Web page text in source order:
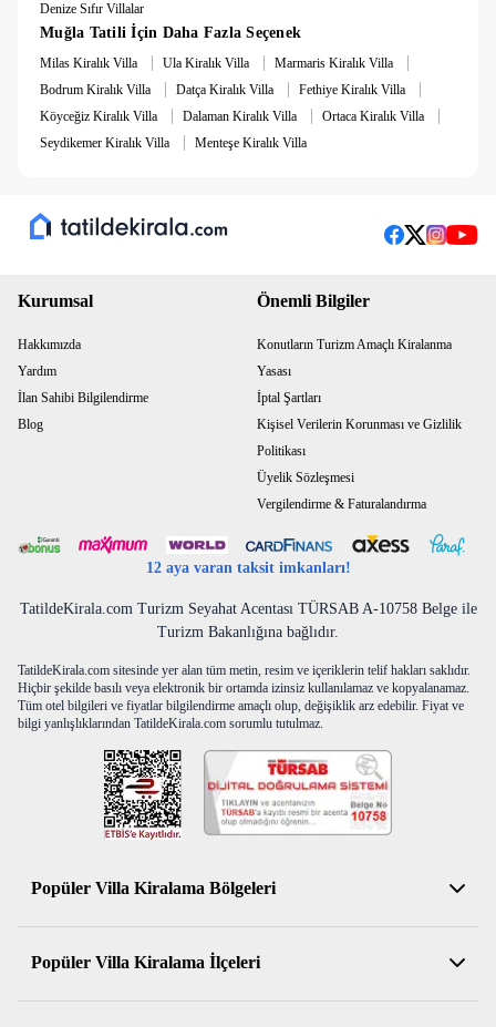
Denize Sıfır Villalar
Muğla Tatili İçin Daha Fazla Seçenek
Milas Kiralık Villa | Ula Kiralık Villa | Marmaris Kiralık Villa |
Bodrum Kiralık Villa | Datça Kiralık Villa | Fethiye Kiralık Villa |
Köyceğiz Kiralık Villa | Dalaman Kiralık Villa | Ortaca Kiralık Villa |
Seydikemer Kiralık Villa | Menteşe Kiralık Villa
Kurumsal
Hakkımızda
Yardım
İlan Sahibi Bilgilendirme
Blog
Önemli Bilgiler
Konutların Turizm Amaçlı Kiralanma
Yasası
İptal Şartları
Kişisel Verilerin Korunması ve Gizlilik
Politikası
Üyelik Sözleşmesi
Vergilendirme & Faturalandırma
12 aya varan taksit imkanları!
TatildeKirala.com Turizm Seyahat Acentası TÜRSAB A-10758 Belge ile
Turizm Bakanlığına bağlıdır.
TatildeKirala.com sitesinde yer alan tüm metin, resim ve içeriklerin telif hakları saklıdır.
Hiçbir şekilde basılı veya elektronik bir ortamda izinsiz kullanılamaz ve kopyalanamaz.
Tüm otel bilgileri ve fiyatlar bilgilendirme amaçlı olup, değişiklik arz edebilir. Fiyat ve
bilgi yanlışlıklarından TatildeKirala.com sorumlu tutulmaz.
Popüler Villa Kiralama Bölgeleri
Antalya Kiralık Villa
Muğla Kiralık Villa
Aydın Kiralık Villa
Popüler Villa Kiralama İlçeleri
Kemer Kiralık Villa